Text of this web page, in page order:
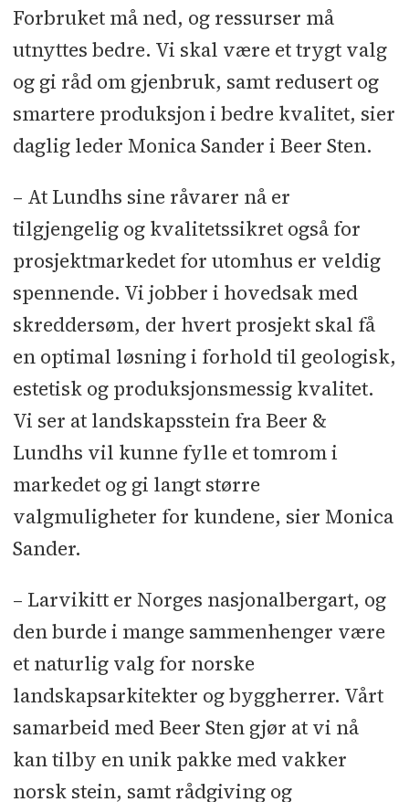
Forbruket må ned, og ressurser må
utnyttes bedre. Vi skal være et trygt valg
og gi råd om gjenbruk, samt redusert og
smartere produksjon i bedre kvalitet, sier
daglig leder Monica Sander i Beer Sten.
– At Lundhs sine råvarer nå er
tilgjengelig og kvalitetssikret også for
prosjektmarkedet for utomhus er veldig
spennende. Vi jobber i hovedsak med
skreddersøm, der hvert prosjekt skal få
en optimal løsning i forhold til geologisk,
estetisk og produksjonsmessig kvalitet.
Vi ser at landskapsstein fra Beer &
Lundhs vil kunne fylle et tomrom i
markedet og gi langt større
valgmuligheter for kundene, sier Monica
Sander.
– Larvikitt er Norges nasjonalbergart, og
den burde i mange sammenhenger være
et naturlig valg for norske
landskapsarkitekter og byggherrer. Vårt
samarbeid med Beer Sten gjør at vi nå
kan tilby en unik pakke med vakker
norsk stein, samt rådgiving og